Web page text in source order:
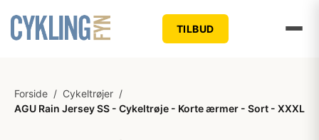
TILBUD
Forside / Cykeltrøjer /
AGU Rain Jersey SS - Cykeltrøje - Korte ærmer - Sort - XXXL